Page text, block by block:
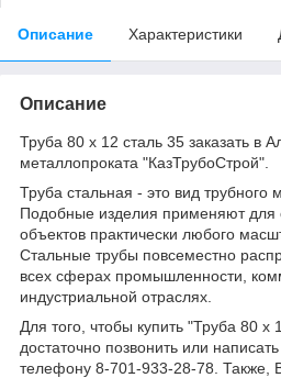
Описание Характеристики
Описание
Труба 80 х 12 сталь 35 заказать в
металлопроката "КазТрубоСтрой".
Труба стальная - это вид трубного
Подобные изделия применяют для
объектов практически любого
Стальные трубы повсеместно
всех сферах промышленности,
индустриальной отраслях.
Для того, чтобы купить "Труба 80 х
достаточно позвонить или
телефону 8-701-933-28-78. Также,